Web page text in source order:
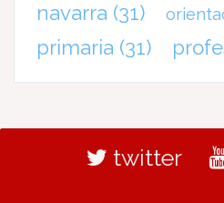
navarra (31)
primaria (31)
twitter